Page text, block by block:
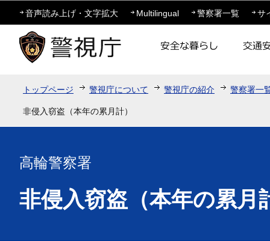
この
音声読み上げ・文字拡大 Multilingual 警察署一覧 サ
トップページ 警視庁について 警視庁の紹介 警察署一
非侵入窃盗（本年の累月計）
高輪警察署
非侵入窃盗（本年の累月